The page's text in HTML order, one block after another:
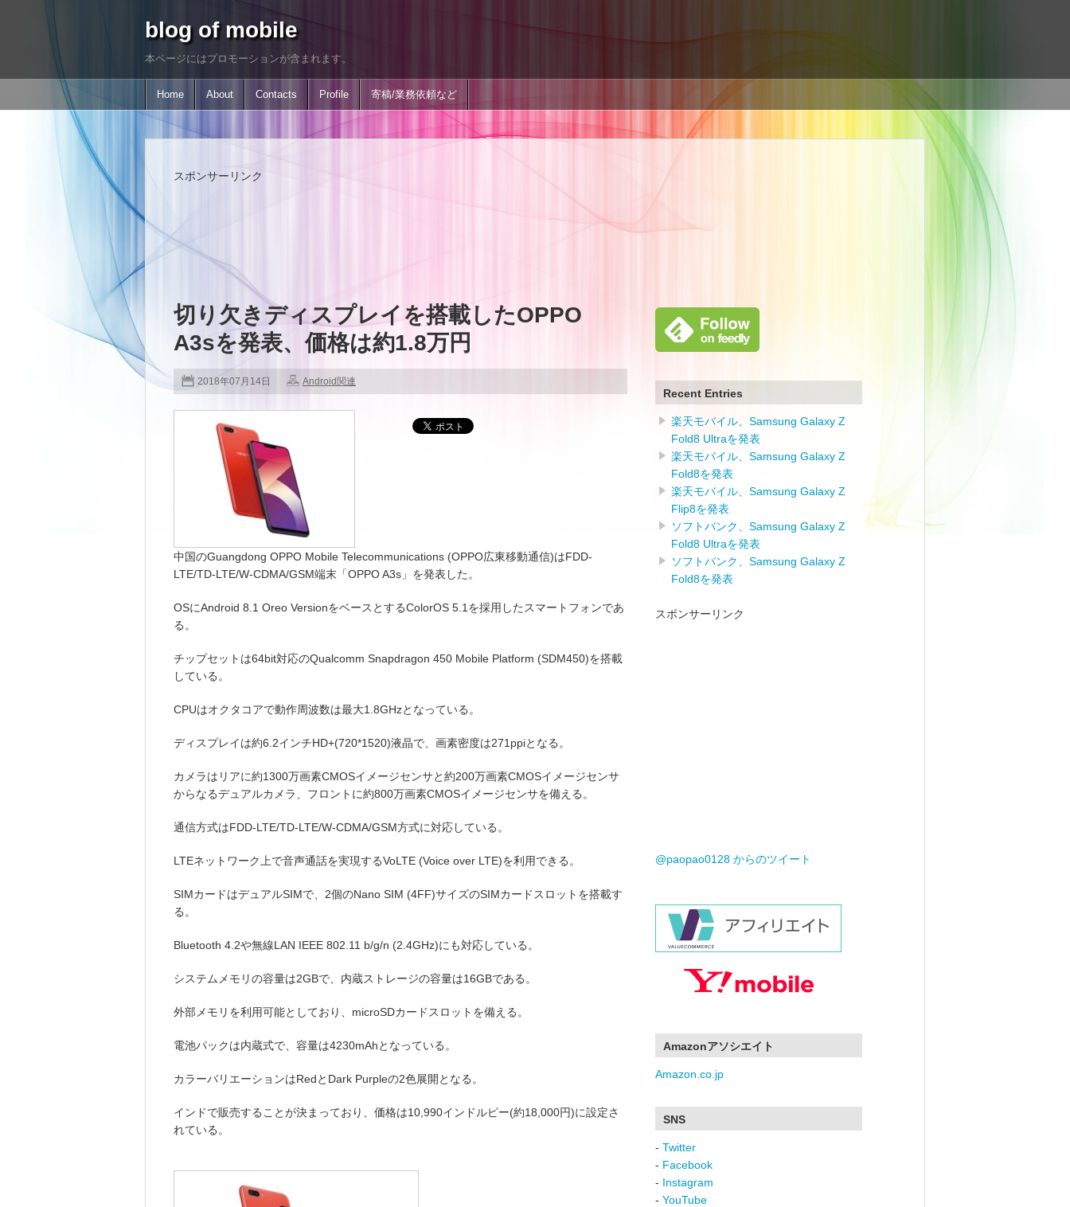
blog of mobile
本ページにはプロモーションが含まれます。
Home About Contacts Profile 寄稿/業務依頼など
スポンサーリンク
切り欠きディスプレイを搭載したOPPO
A3sを発表、価格は約1.8万円
2018年07月14日 Android関連
中国のGuangdong OPPO Mobile Telecommunications (OPPO広東移動通信)はFDD-
LTE/TD-LTE/W-CDMA/GSM端末「OPPO A3s」を発表した。
OSにAndroid 8.1 Oreo VersionをベースとするColorOS 5.1を採用したスマートフォンであ
る。
チップセットは64bit対応のQualcomm Snapdragon 450 Mobile Platform (SDM450)を搭載
している。
CPUはオクタコアで動作周波数は最大1.8GHzとなっている。
ディスプレイは約6.2インチHD+(720*1520)液晶で、画素密度は271ppiとなる。
カメラはリアに約1300万画素CMOSイメージセンサと約200万画素CMOSイメージセンサ
からなるデュアルカメラ、フロントに約800万画素CMOSイメージセンサを備える。
通信方式はFDD-LTE/TD-LTE/W-CDMA/GSM方式に対応している。
LTEネットワーク上で音声通話を実現するVoLTE (Voice over LTE)を利用できる。
SIMカードはデュアルSIMで、2個のNano SIM (4FF)サイズのSIMカードスロットを搭載す
る。
Bluetooth 4.2や無線LAN IEEE 802.11 b/g/n (2.4GHz)にも対応している。
システムメモリの容量は2GBで、内蔵ストレージの容量は16GBである。
外部メモリを利用可能としており、microSDカードスロットを備える。
電池パックは内蔵式で、容量は4230mAhとなっている。
カラーバリエーションはRedとDark Purpleの2色展開となる。
インドで販売することが決まっており、価格は10,990インドルピー(約18,000円)に設定さ
れている。
Recent Entries
楽天モバイル、Samsung Galaxy Z
Fold8 Ultraを発表
楽天モバイル、Samsung Galaxy Z
Fold8を発表
楽天モバイル、Samsung Galaxy Z
Flip8を発表
ソフトバンク、Samsung Galaxy Z
Fold8 Ultraを発表
ソフトバンク、Samsung Galaxy Z
Fold8を発表
スポンサーリンク
@paopao0128 からのツイート
Amazonアソシエイト
Amazon.co.jp
SNS
- Twitter
- Facebook
- Instagram
- YouTube